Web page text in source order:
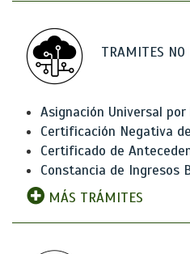
TRAMITES NO
Asignación Universal por
Certificación Negativa de
Certificado de
Constancia de Ingresos
MÁS TRÁMITES